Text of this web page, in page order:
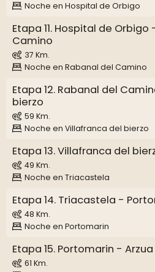
Noche en Hospital de Orbigo
Etapa 11. Hospital de
Camino
37 Km.
Noche en Rabanal del Camino
Etapa 12. Rabanal del
bierzo
59 Km.
Noche en Villafranca del bierzo
Etapa 13. Villafranca del
49 Km.
Noche en Triacastela
Etapa 14. Triacastela -
48 Km.
Noche en Portomarin
Etapa 15. Portomarin - Arzua
61 Km.